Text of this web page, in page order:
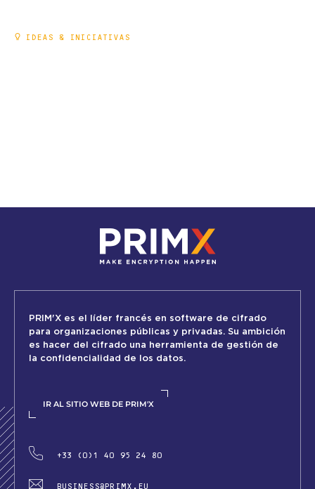
IDEAS & INICIATIVAS
PRIM'X es el líder francés en software de cifrado
para organizaciones públicas y privadas. Su ambición
es hacer del cifrado una herramienta de gestión de
la confidencialidad de los datos.
IR AL SITIO WEB DE PRIM'X
+33 (0)1 40 95 24 80
BUSINESS@PRIMX.EU